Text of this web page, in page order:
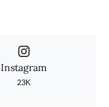
Instagram
23K